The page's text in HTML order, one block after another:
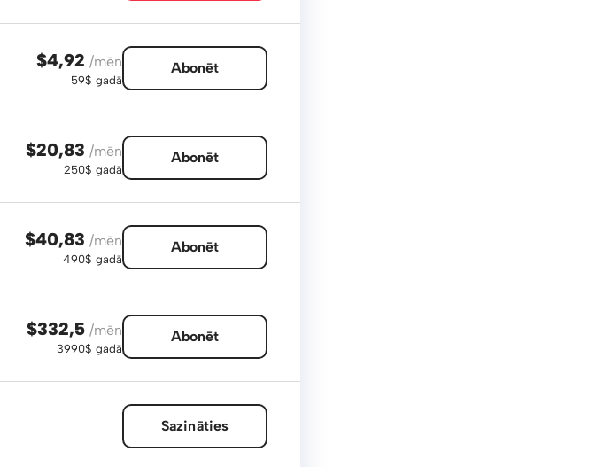
$4,92 /mēn
59$ gadā
Abonēt
$20,83 /mēn
250$ gadā
Abonēt
$40,83 /mēn
490$ gadā
Abonēt
$332,5 /mēn
3990$ gadā
Abonēt
Sazināties